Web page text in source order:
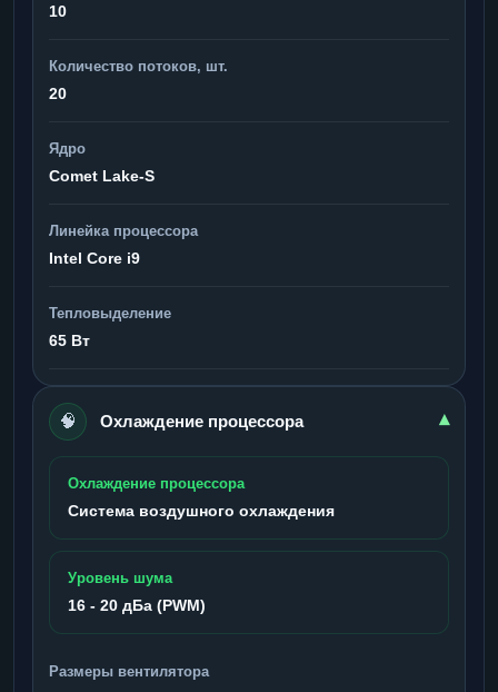
10
Количество потоков, шт.
20
Ядро
Comet Lake-S
Линейка процессора
Intel Core i9
Тепловыделение
65 Вт
🧠 Охлаждение процессора ▾
Охлаждение процессора
Система воздушного охлаждения
Уровень шума
16 - 20 дБа (PWM)
Размеры вентилятора